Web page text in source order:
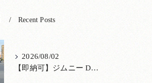
Recent Posts
2026/08/02
【即納可】ジムニー DAMD「little D.」コンプリート！登録済未使用車あり